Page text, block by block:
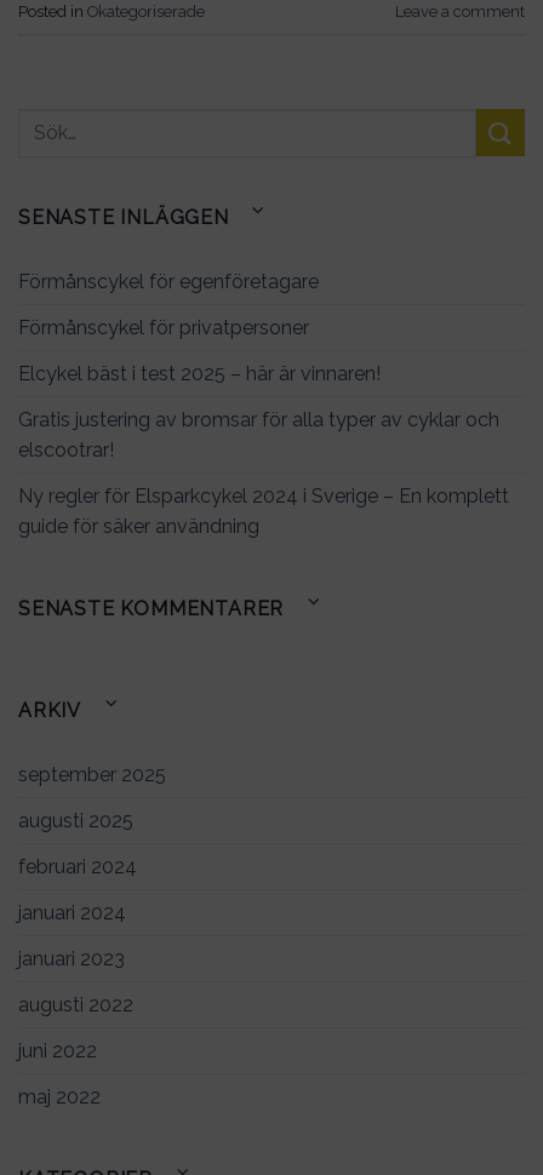
Posted in Okategoriserade Leave a comment
SENASTE INLÄGGEN
Förmånscykel för egenföretagare
Förmånscykel för privatpersoner
Elcykel bäst i test 2025 – här är vinnaren!
Gratis justering av bromsar för alla typer av cyklar och
elscootrar!
Ny regler för Elsparkcykel 2024 i Sverige – En komplett
guide för säker användning
SENASTE KOMMENTARER
ARKIV
september 2025
augusti 2025
februari 2024
januari 2024
januari 2023
augusti 2022
juni 2022
maj 2022